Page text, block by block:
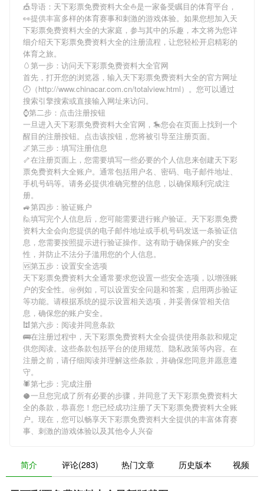
🎪导语： 天下彩票免费资料大全⛵️是一家备受瞩目的体育平台，
👀提供丰富多样的体育赛事和刺激的游戏体验。如果您想加入天
下彩票免费资料大全的大家庭，参与其中的乐趣，本文将为您详
细介绍天下彩票免费资料大全的注册流程，让您轻松开启精彩的
体育之旅。
🥚第一步：访问天下彩票免费资料大全官网
首先，打开您的浏览器，输入天下彩票免费资料大全的官方网址
🕗（http://www.chinacar.com.cn/totalview.html）。您可以通过
搜索引擎搜索或直接输入网址来访问。
⌚️第二步：点击注册按钮
一旦进入天下彩票免费资料大全官网，🎠您会在页面上找到一个
醒目的注册按钮。点击该按钮，您将被引导至注册页面。
🌌第三步：填写注册信息
🦴在注册页面上，您需要填写一些必要的个人信息来创建天下彩
票免费资料大全账户。通常包括用户名、密码、电子邮件地址、
手机号码等。请务必提供准确完整的信息，以确保顺利完成注
册。
🚙第四步：验证账户
🙋填写完个人信息后，您可能需要进行账户验证。 天下彩票免费
资料大全会向您提供的电子邮件地址或手机号码发送一条验证信
息，您需要按照提示进行验证操作。这有助于确保账户的安全
性，并防止不法分子滥用您的个人信息。
🆚第五步：设置安全选项
天下彩票免费资料大全通常要求您设置一些安全选项，以增强账
户的安全性。㊙例如，可以设置安全问题和答案，启用两步验证
等功能。请根据系统的提示设置相关选项，并妥善保管相关信
息，确保您的账户安全。
🕍第六步：阅读并同意条款
🚌在注册过程中， 天下彩票免费资料大全会提供使用条款和规定
供您阅读。这些条款包括平台的使用规范、隐私政策等内容。在
注册之前，请仔细阅读并理解这些条款，并确保您同意并愿意遵
守。
🕷第七步：完成注册
🥥一旦您完成了所有必要的步骤，并同意了天下彩票免费资料大
全的条款，恭喜您！您已经成功注册了天下彩票免费资料大全账
户。现在，您可以畅享天下彩票免费资料大全提供的丰富体育赛
事、刺激的游戏体验以及其他令人兴奋
简介 评论(283) 热门文章 历史版本 视频